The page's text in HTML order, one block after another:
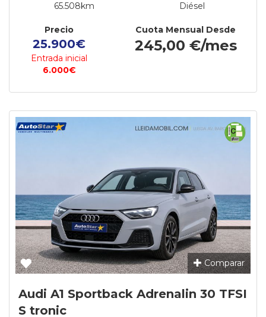
65.508km Diésel
Precio
25.900€
Entrada inicial
6.000€
Cuota Mensual Desde
245,00 €/mes
Comparar
Audi A1 Sportback Adrenalin 30 TFSI
S tronic